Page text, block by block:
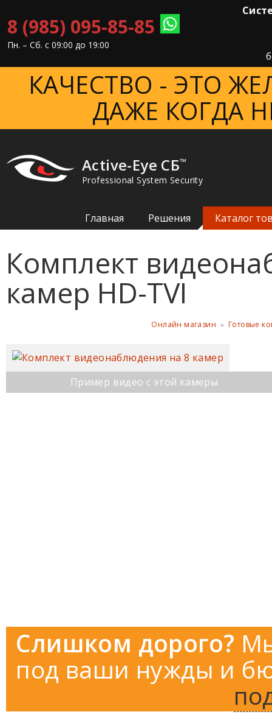
8 (985) 095-85-85
Пн. – Cб. с 09:00 до 19:00
КАЧЕСТВО - ЭТО
ДАЖЕ КОГДА
Active-Eye СБ™
Professional System Security
Главная Решения Каталог
Комплект
камер HD-TVI
Онлайн магазин Готовые
Пример видео с этой камеры
Слишком дорого?
под ваши нужды и